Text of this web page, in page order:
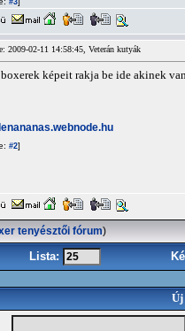
#3
2009-02-11 14:58:45, Veterán kutyák
képeit rakja be ide akinek
#2]
tenyésztői fórum)
Lista:
Új